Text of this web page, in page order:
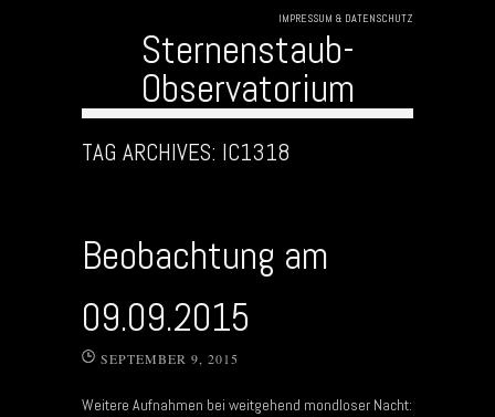
IMPRESSUM & DATENSCHUTZ
Sternenstaub-
Observatorium
TAG ARCHIVES: IC1318
Beobachtung am
09.09.2015
SEPTEMBER 9, 2015
Weitere Aufnahmen bei weitgehend mondloser Nacht: